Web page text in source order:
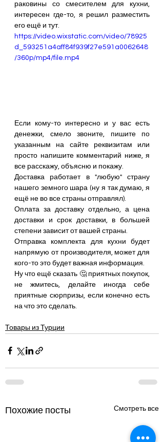
раковины со смесителем для кухни,
интересен где-то, я решил разместить
его ещё и тут.
https://video.wixstatic.com/video/78925
d_593251a4aff84f939f27e591a0062648
/360p/mp4/file.mp4
Если кому-то интересно и у вас есть
денежки, смело звоните, пишите по
указанным на сайте реквизитам или
просто напишите комментарий ниже, я
все расскажу, объясню и покажу.
Доставка работает в "любую" страну
нашего земного шара (ну я так думаю, я
ещё не во все страны отправлял).
Оплата за доставку отдельно, а цена
доставки и срок доставки, в большей
степени зависит от вашей страны.
Отправка комплекта для кухни будет
напрямую от производителя, может для
кого-то это будет важная информация.
Ну что ещё сказать 🤔 приятных покупок,
не жмитесь, делайте иногда себе
приятные сюрпризы, если конечно есть
на что это сделать.
Товары из Турции
Похожие посты Смотреть все